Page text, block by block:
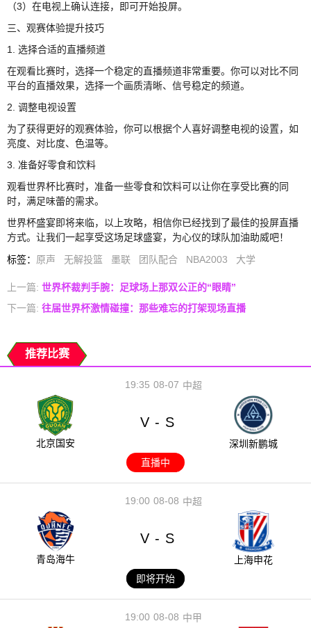
（3）在电视上确认连接，即可开始投屏。
三、观赛体验提升技巧
1. 选择合适的直播频道
在观看比赛时，选择一个稳定的直播频道非常重要。你可以对比不同
平台的直播效果，选择一个画质清晰、信号稳定的频道。
2. 调整电视设置
为了获得更好的观赛体验，你可以根据个人喜好调整电视的设置，如
亮度、对比度、色温等。
3. 准备好零食和饮料
观看世界杯比赛时，准备一些零食和饮料可以让你在享受比赛的同
时，满足味蕾的需求。
世界杯盛宴即将来临，以上攻略，相信你已经找到了最佳的投屏直播
方式。让我们一起享受这场足球盛宴，为心仪的球队加油助威吧！
标签： 原声 无解投篮 墨联 团队配合 NBA2003 大学
上一篇: 世界杯裁判手腕：足球场上那双公正的“眼睛”
下一篇: 往届世界杯激情碰撞：那些难忘的打架现场直播
推荐比赛
08-07
19:35 中超
北京国安
V - S
深圳新鹏城
直播中
08-08
19:00 中超
青岛海牛
V - S
上海申花
即将开始
08-08
19:00 中甲